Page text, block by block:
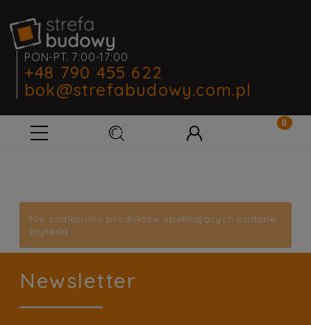
PON-PT. 7:00-17:00
+48 790 455 622
bok@strefabudowy.com.pl
Nie znaleziono produktów spełniających podane
kryteria.
Newsletter